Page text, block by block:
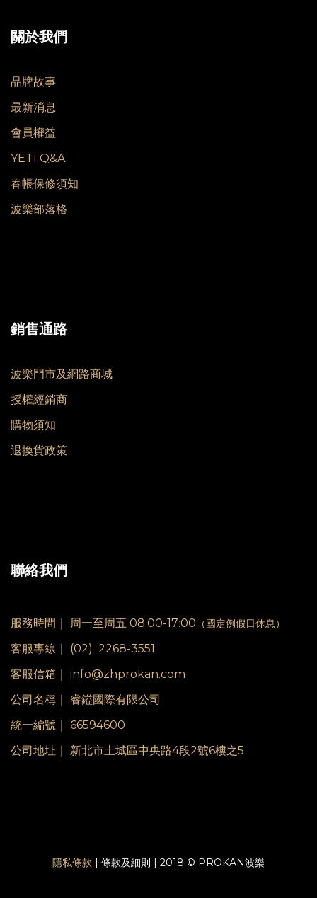
關於我們
品牌故事
最新消息
會員權益
YETI Q&A
春帳保修須知
波樂部落格
銷售通路
波樂門市及網路商城
授權經銷商
購物須知
退換貨政策
聯絡我們
服務時間｜ 周一至周五 08:00-17:00 （國定例假日休息）
客服專線｜ (02) 2268-3551
客服信箱｜ info@zhprokan.com
公司名稱｜ 睿鎰國際有限公司
統一編號｜ 66594600
公司地址｜ 新北市土城區中央路4段2號6樓之5
隱私條款 | 條款及細則 | 2018 © PROKAN波樂